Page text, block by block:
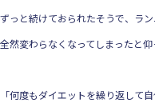
ずっと続けておられたそうで、ラ
全然変わらなくなってしまったと仰
「何度もダイエットを繰り返して